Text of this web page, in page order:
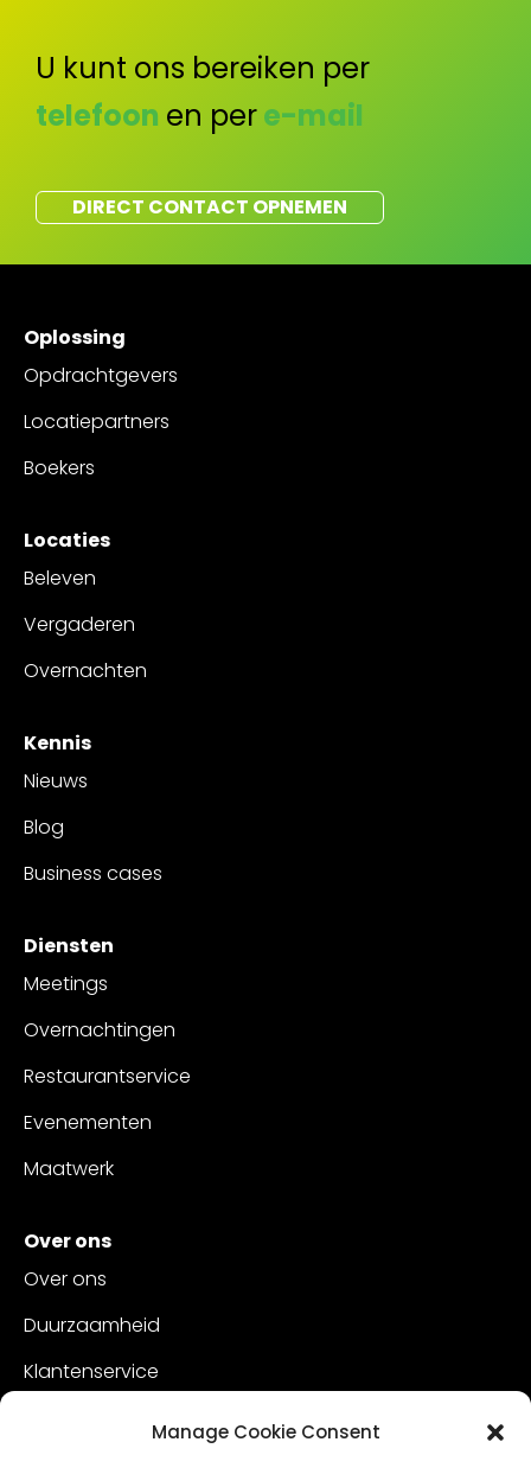
Manage Cookie Consent
U kunt ons bereiken per
telefoon en pere-mail
DIRECT CONTACT OPNEMEN
Oplossing
Opdrachtgevers
Locatiepartners
Boekers
Locaties
Beleven
Vergaderen
Overnachten
Kennis
Nieuws
Blog
Business cases
Diensten
Meetings
Overnachtingen
Restaurantservice
Evenementen
Maatwerk
Over ons
Over ons
Duurzaamheid
Klantenservice